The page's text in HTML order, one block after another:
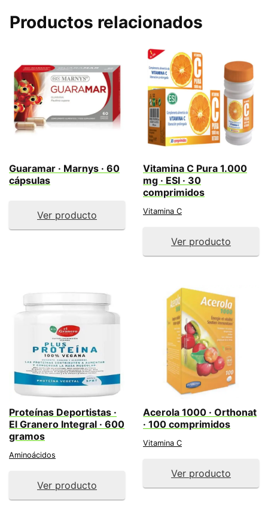
Productos relacionados
Guaramar · Marnys · 60
cápsulas
Ver producto
Vitamina C Pura 1.000
mg · ESI · 30
comprimidos
Vitamina C
Ver producto
Proteínas Deportistas ·
El Granero Integral · 600
gramos
Aminoácidos
Ver producto
Acerola 1000 · Orthonat
· 100 comprimidos
Vitamina C
Ver producto